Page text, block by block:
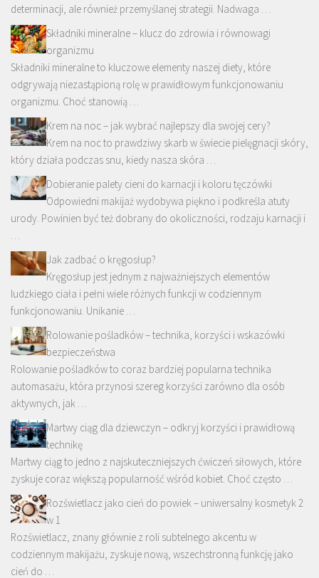
determinacji, ale również przemyślanej strategii. Nadwaga …
Składniki mineralne – klucz do zdrowia i równowagi
organizmu
Składniki mineralne to kluczowe elementy naszej diety, które
odgrywają niezastąpioną rolę w prawidłowym funkcjonowaniu
organizmu. Choć stanowią …
Krem na noc – jak wybrać najlepszy dla swojej cery?
Krem na noc to prawdziwy skarb w świecie pielęgnacji skóry,
który działa podczas snu, kiedy nasza skóra …
Dobieranie palety cieni do karnacji i koloru tęczówki
Odpowiedni makijaż wydobywa piękno i podkreśla atuty
urody. Powinien być też dobrany do okoliczności, rodzaju karnacji i
…
Jak zadbać o kręgosłup?
Kręgosłup jest jednym z najważniejszych elementów
ludzkiego ciała i pełni wiele różnych funkcji w codziennym
funkcjonowaniu. Unikanie …
Rolowanie pośladków – technika, korzyści i wskazówki
bezpieczeństwa
Rolowanie pośladków to coraz bardziej popularna technika
automasażu, która przynosi szereg korzyści zarówno dla osób
aktywnych, jak …
Martwy ciąg dla dziewczyn – odkryj korzyści i prawidłową
technikę
Martwy ciąg to jedno z najskuteczniejszych ćwiczeń siłowych, które
zyskuje coraz większą popularność wśród kobiet. Choć często …
Rozświetlacz jako cień do powiek – uniwersalny kosmetyk 2
w 1
Rozświetlacz, znany głównie z roli subtelnego akcentu w
codziennym makijażu, zyskuje nową, wszechstronną funkcję jako
cień do …